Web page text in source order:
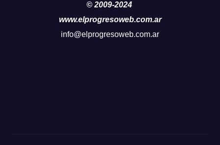
© 2009-2024
www.elprogresoweb.com.ar
info@elprogresoweb.com.ar